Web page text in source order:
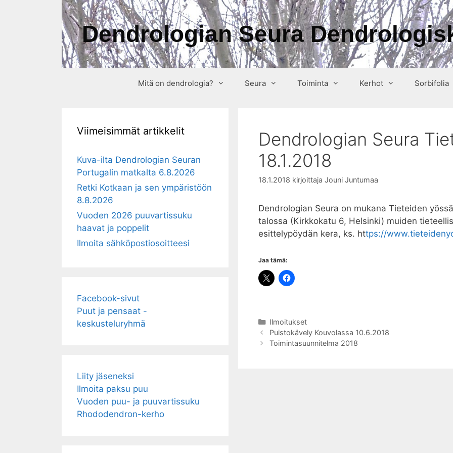
Dendrologian Seura
Mitä on dendrologia? Seura Toiminta Kerhot Sorbifolia
Dendrologian Seura
18.1.2018
18.1.2018 kirjoittaja Jouni Juntumaa
Dendrologian Seura on mukana Tieteiden
talossa (Kirkkokatu 6, Helsinki) muiden
esittelypöydän kera, ks. https://
Jaa tämä:
Kategoriat
Ilmoitukset
Puistokävely Kouvolassa 10.6.2018
Toimintasuunnitelma 2018
Viimeisimmät artikkelit
Kuva-ilta Dendrologian Seuran
Portugalin matkalta 6.8.2026
Retki Kotkaan ja sen ympäristöön
8.8.2026
Vuoden 2026 puuvartissuku
haavat ja poppelit
Ilmoita sähköpostiosoitteesi
Facebook-sivut
Puut ja pensaat -
keskusteluryhmä
Liity jäseneksi
Ilmoita paksu puu
Vuoden puu- ja puuvartissuku
Rhododendron-kerho